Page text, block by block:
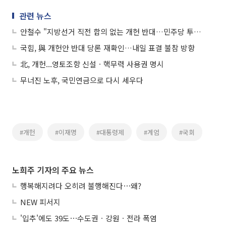
관련 뉴스
안철수 "지방선거 직전 합의 없는 개헌 반대…민주당 투표율용"
국힘, 與 개헌안 반대 당론 재확인…내일 표결 불참 방향
北, 개헌...영토조항 신설ㆍ핵무력 사용권 명시
무너진 노후, 국민연금으로 다시 세우다
#개헌 #이재명 #대통령제 #계엄 #국회
노희주 기자의 주요 뉴스
행복해지려다 오히려 불행해진다⋯왜?
NEW 피서지
'입추'에도 39도⋯수도권ㆍ강원ㆍ전라 폭염